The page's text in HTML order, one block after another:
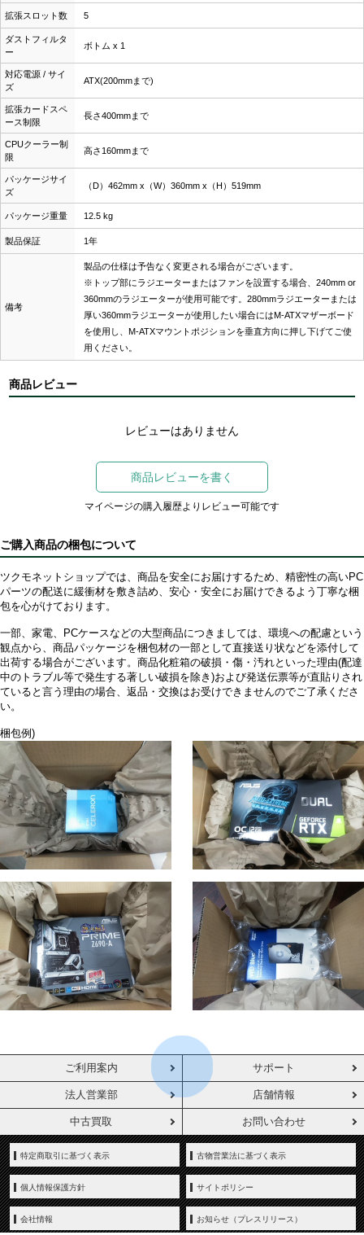
拡張スロット数 5
ダストフィルタ
ー
ボトム x 1
対応電源 / サイ
ズ
ATX(200mmまで)
拡張カードスペ
ース制限
長さ400mmまで
CPUクーラー制
限
高さ160mmまで
パッケージサイ
ズ
（D）462mm x（W）360mm x（H）519mm
パッケージ重量 12.5 kg
製品保証 1年
備考
製品の仕様は予告なく変更される場合がございます。
※トップ部にラジエーターまたはファンを設置する場合、240mm or
360mmのラジエーターが使用可能です。280mmラジエーターまたは
厚い360mmラジエーターが使用したい場合にはM-ATXマザーボード
を使用し、M-ATXマウントポジションを垂直方向に押し下げてご使
用ください。
商品レビュー
レビューはありません
商品レビューを書く
マイページの購入履歴よりレビュー可能です
ご購入商品の梱包について
ツクモネットショップでは、商品を安全にお届けするため、精密性の高いPC
パーツの配送に緩衝材を敷き詰め、安心・安全にお届けできるよう丁寧な梱
包を心がけております。
一部、家電、PCケースなどの大型商品につきましては、環境への配慮という
観点から、商品パッケージを梱包材の一部として直接送り状などを添付して
出荷する場合がございます。商品化粧箱の破損・傷・汚れといった理由(配達
中のトラブル等で発生する著しい破損を除き)および発送伝票等が直貼りされ
ていると言う理由の場合、返品・交換はお受けできませんのでご了承くださ
い。
梱包例)
ご利用案内 サポート
法人営業部 店舗情報
中古買取 お問い合わせ
特定商取引に基づく表示 古物営業法に基づく表示
個人情報保護方針 サイトポリシー
会社情報 お知らせ（プレスリリース）